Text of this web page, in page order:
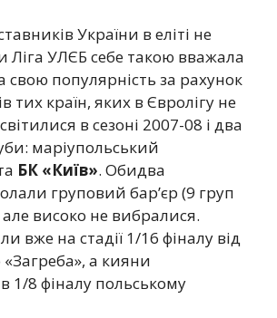
України в еліті не
Ліга УЛЄБ себе такою вважала
свою популярність за рахунок
тих країн, яких в Євролігу не
в сезоні 2007-08 і два
маріупольський
БК «Київ». Обидва
груповий бар’єр (9 груп
високо не вибралися.
вже на стадії 1/16 фіналу від
«Загреба», а кияни
1/8 фіналу польському